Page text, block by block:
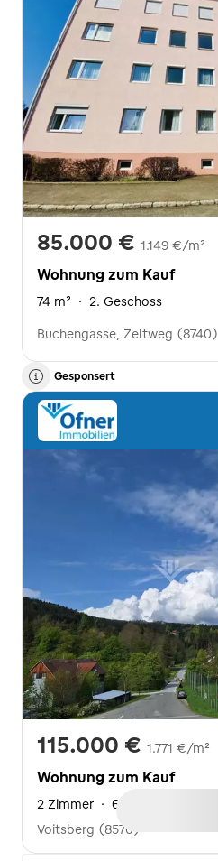
85.000 € 1.149 €/m²
Wohnung zum Kauf
74 m² · 2. Geschoss
Buchengasse, Zeltweg (8740)
Gesponsert
115.000 € 1.771 €/m²
Wohnung zum Kauf
2 Zimmer · 65 m²
Voitsberg (8570)